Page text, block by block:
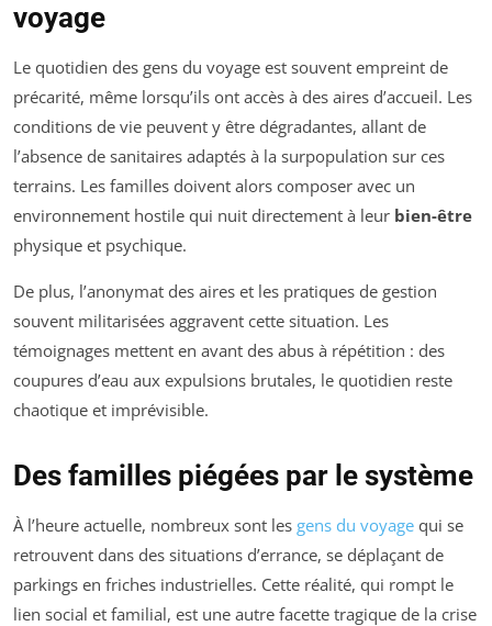
voyage
Le quotidien des gens du voyage est souvent empreint de
précarité, même lorsqu’ils ont accès à des aires d’accueil. Les
conditions de vie peuvent y être dégradantes, allant de
l’absence de sanitaires adaptés à la surpopulation sur ces
terrains. Les familles doivent alors composer avec un
environnement hostile qui nuit directement à leur bien-être
physique et psychique.
De plus, l’anonymat des aires et les pratiques de gestion
souvent militarisées aggravent cette situation. Les
témoignages mettent en avant des abus à répétition : des
coupures d’eau aux expulsions brutales, le quotidien reste
chaotique et imprévisible.
Des familles piégées par le système
À l’heure actuelle, nombreux sont les gens du voyage qui se
retrouvent dans des situations d’errance, se déplaçant de
parkings en friches industrielles. Cette réalité, qui rompt le
lien social et familial, est une autre facette tragique de la crise